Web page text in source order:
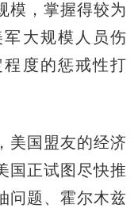
模，掌握得较为
大规模人员伤
度的惩戒性打
国盟友的经济
国正试图尽快推
问题、霍尔木兹